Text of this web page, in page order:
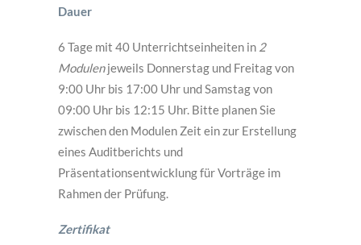
Dauer
6 Tage mit 40 Unterrichtseinheiten in 2
Modulenjeweils Donnerstag und Freitag von
9:00 Uhr bis 17:00 Uhr und Samstag von
09:00 Uhr bis 12:15 Uhr. Bitte planen Sie
zwischen den Modulen Zeit ein zur Erstellung
eines Auditberichts und
Präsentationsentwicklung für Vorträge im
Rahmen der Prüfung.
Zertifikat